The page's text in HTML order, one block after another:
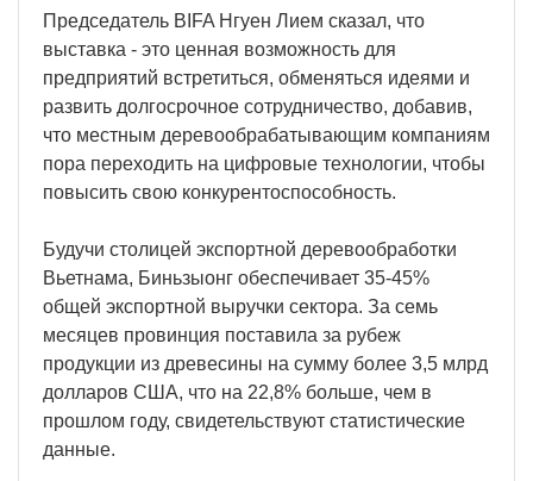
Председатель BIFA Нгуен Лием сказал, что
выставка - это ценная возможность для
предприятий встретиться, обменяться идеями и
развить долгосрочное сотрудничество, добавив,
что местным деревообрабатывающим компаниям
пора переходить на цифровые технологии, чтобы
повысить свою конкурентоспособность.
Будучи столицей экспортной деревообработки
Вьетнама, Биньзыонг обеспечивает 35-45%
общей экспортной выручки сектора. За семь
месяцев провинция поставила за рубеж
продукции из древесины на сумму более 3,5 млрд
долларов США, что на 22,8% больше, чем в
прошлом году, свидетельствуют статистические
данные.